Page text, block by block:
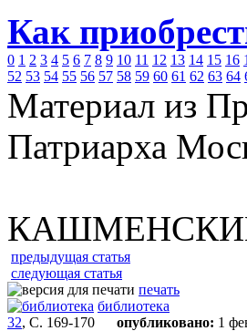
Как
0 1 2 3 4 5 6 7 8 9 10 11 12 13 14 15 16
52 53 54 55 56 57 58 59 60 61 62 63 64
Материал из
Патриарха
предыдущая статья
следующая статья
печать
библиотека
32, С. 169-170 опубликовано: 1